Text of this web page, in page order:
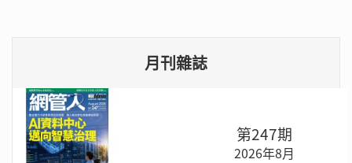
月刊雜誌
第247期
2026年8月